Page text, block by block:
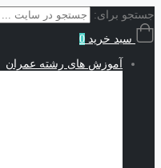
جستجو برای:
سبد خرید 0
آموزش های رشته عمران